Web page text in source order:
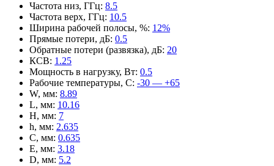
Частота низ, ГГц: 8.5
Частота верх, ГГц: 10.5
Ширина рабочей полосы, %: 12%
Прямые потери, дБ: 0.5
Обратные потери (развязка), дБ: 20
КСВ: 1.25
Мощность в нагрузку, Вт: 0.5
Рабочие температуры, С: -30 — +65
W, мм: 8.89
L, мм: 10.16
H, мм: 7
h, мм: 2.635
C, мм: 0.635
E, мм: 3.18
D, мм: 5.2